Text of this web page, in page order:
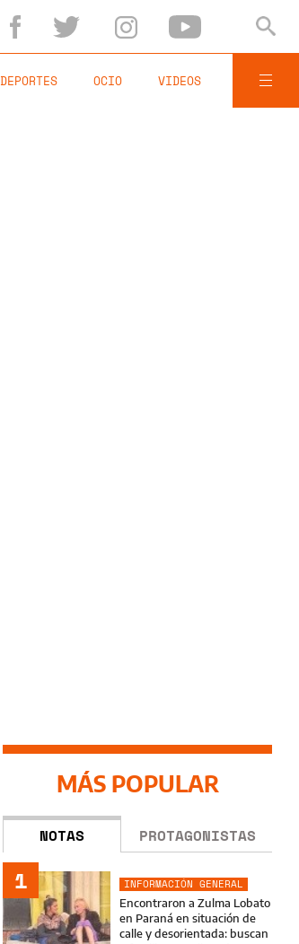
DEPORTES OCIO VIDEOS
MÁS POPULAR
NOTAS PROTAGONISTAS
1
INFORMACIÓN GENERAL
Encontraron a Zulma Lobato
en Paraná en situación de
calle y desorientada: buscan